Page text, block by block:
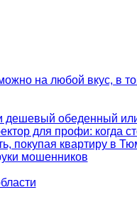
на любой вкус, в
дешевый обеденный
для профи: когда
покупая квартиру в
мошенников